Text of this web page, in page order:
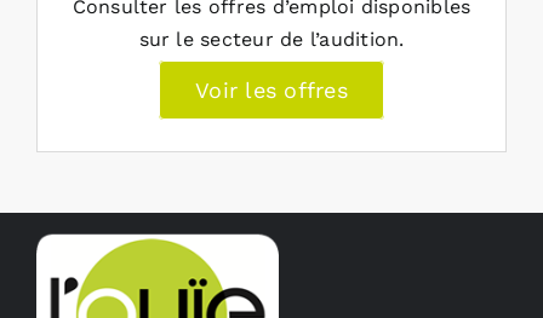
Consulter les offres d’emploi disponibles
sur le secteur de l’audition.
Voir les offres